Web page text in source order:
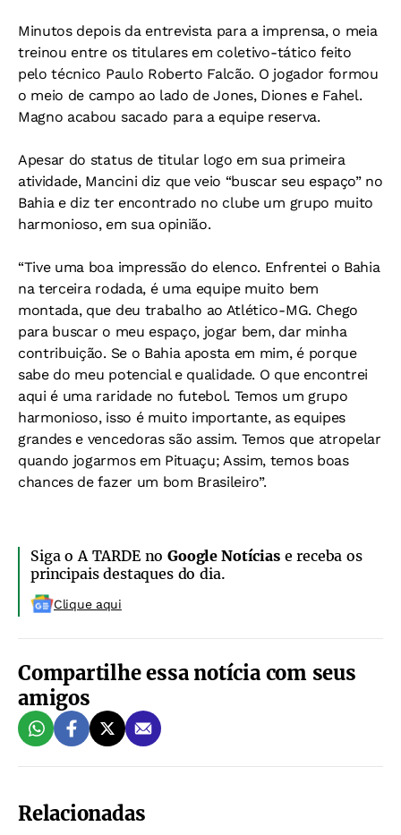
Minutos depois da entrevista para a imprensa, o meia
treinou entre os titulares em coletivo-tático feito
pelo técnico Paulo Roberto Falcão. O jogador formou
o meio de campo ao lado de Jones, Diones e Fahel.
Magno acabou sacado para a equipe reserva.
Apesar do status de titular logo em sua primeira
atividade, Mancini diz que veio “buscar seu espaço” no
Bahia e diz ter encontrado no clube um grupo muito
harmonioso, em sua opinião.
“Tive uma boa impressão do elenco. Enfrentei o Bahia
na terceira rodada, é uma equipe muito bem
montada, que deu trabalho ao Atlético-MG. Chego
para buscar o meu espaço, jogar bem, dar minha
contribuição. Se o Bahia aposta em mim, é porque
sabe do meu potencial e qualidade. O que encontrei
aqui é uma raridade no futebol. Temos um grupo
harmonioso, isso é muito importante, as equipes
grandes e vencedoras são assim. Temos que atropelar
quando jogarmos em Pituaçu; Assim, temos boas
chances de fazer um bom Brasileiro”.
Siga o A TARDE noGoogle Notíciase receba os
principais destaques do dia.
Clique aqui
Compartilhe essa notícia com seus
amigos
Relacionadas